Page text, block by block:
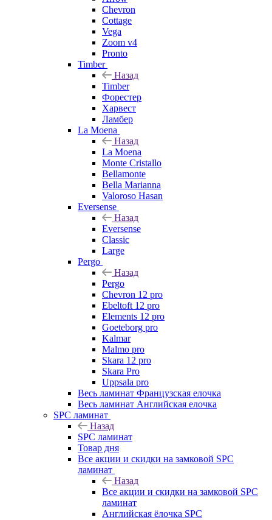
Chevron
Cottage
Vega
Zoom v4
Pronto
Timber
Назад
Timber
Форестер
Харвест
Ламбер
La Moena
Назад
La Moena
Monte Cristallo
Bellamonte
Bella Marianna
Valoroso Hasan
Eversense
Назад
Eversense
Classic
Large
Pergo
Назад
Pergo
Chevron 12 pro
Ebeltoft 12 pro
Elements 12 pro
Goeteborg pro
Kalmar
Malmo pro
Skara 12 pro
Skara Pro
Uppsala pro
Весь ламинат Французская елочка
Весь ламинат Английская елочка
SPC ламинат
Назад
SPC ламинат
Товар дня
Все акции и скидки на замковой SPC
ламинат
Назад
Все акции и скидки на замковой SPC
ламинат
Английская ёлочка SPC